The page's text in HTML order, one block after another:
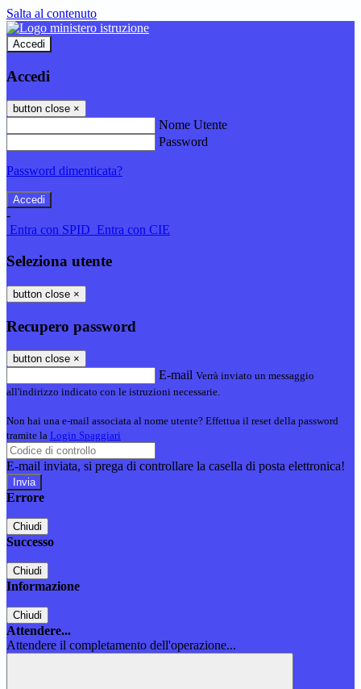
Salta al contenuto
Accedi
Accedi
button close ×
Nome Utente
Password
Password dimenticata?
-
Entra con SPID Entra con CIE
Seleziona utente
button close ×
Recupero password
button close ×
E-mail Verrà inviato un messaggio
all'indirizzo indicato con le istruzioni necessarie.
Non hai una e-mail associata al nome utente? Effettua il reset della password
tramite la Login Spaggiari
E-mail inviata, si prega di controllare la casella di posta elettronica!
Errore
Chiudi
Successo
Chiudi
Informazione
Chiudi
Attendere...
Attendere il completamento dell'operazione...